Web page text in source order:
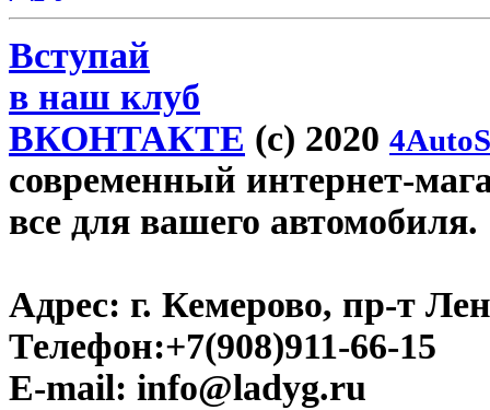
Вступай
в наш клуб
ВКОНТАКТЕ (c) 2020
современный интернет-
все для вашего автомобиля.
Адрес: г. Кемерово, пр-т
Телефон:+7(908)911-66-15
E-mail: info@ladyg.ru